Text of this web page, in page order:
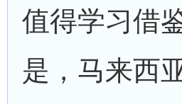
值得学习借
是，马来西